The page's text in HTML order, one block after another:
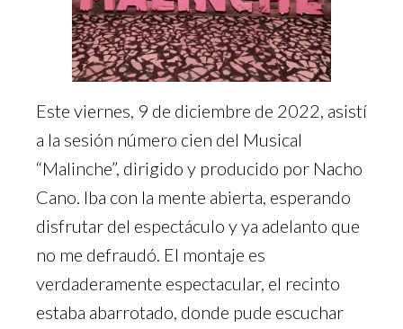
Este viernes, 9 de diciembre de 2022, asistí
a la sesión número cien del Musical
“Malinche”, dirigido y producido por Nacho
Cano. Iba con la mente abierta, esperando
disfrutar del espectáculo y ya adelanto que
no me defraudó. El montaje es
verdaderamente espectacular, el recinto
estaba abarrotado, donde pude escuchar